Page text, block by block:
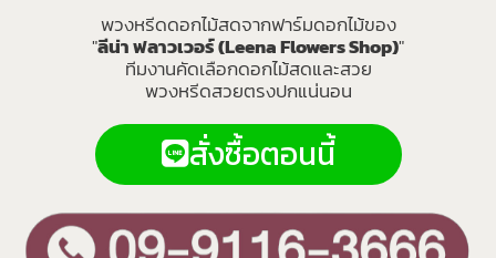
พวงหรีดดอกไม้สดจากฟาร์มดอกไม้ของ
"ลีน่า ฟลาวเวอร์ (Leena Flowers Shop)"
ทีมงานคัดเลือกดอกไม้สดและสวย
พวงหรีดสวยตรงปกแน่นอน
สั่งซื้อตอนนี้